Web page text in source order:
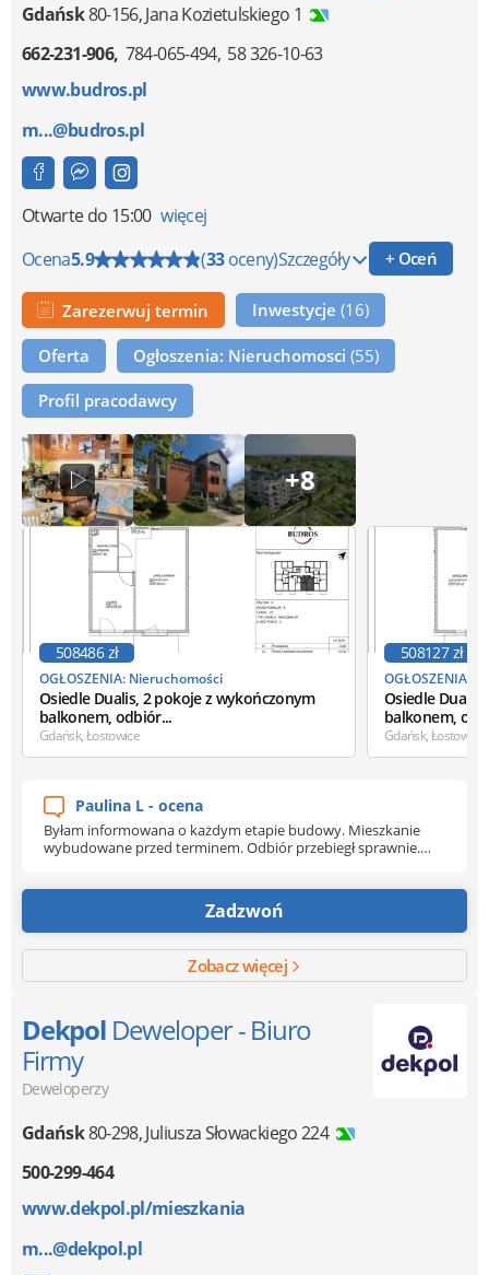
Gdańsk80-156,Jana Kozietulskiego 1
662-231-906 784-065-494 58 326-10-63
www.budros.pl
m...@budros.pl
Otwartedo 15:00 więcej
Ocena5.9 (33oceny)Szczegóły + Oceń
Zarezerwuj termin Inwestycje (16)
Oferta Ogłoszenia: Nieruchomosci (55)
Profil pracodawcy
+8
OGŁOSZENIA: Nieruchomości
Osiedle Dualis, 2 pokoje z wykończonym
balkonem, odbiór...
508486 zł
Gdańsk, Łostowice
OGŁOSZENIA:
Osiedle
balkonem,
508127 zł
Gdańsk, Łostowice
Paulina L - ocena
Byłam informowana o każdym etapie budowy. Mieszkanie
wybudowane przed terminem. Odbiór przebiegł sprawnie.
etap przebiegał sprawnie i w przyjemnej atmosferze.
Zadzwoń
Zobacz więcej
Dekpol Deweloper - Biuro
Firmy
Deweloperzy
Gdańsk80-298,Juliusza Słowackiego 224
500-299-464
www.dekpol.pl/mieszkania
m...@dekpol.pl